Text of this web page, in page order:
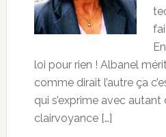
loi pour rien ! Albanel
comme dirait l’autre ça
qui s’exprime avec
clairvoyance […]